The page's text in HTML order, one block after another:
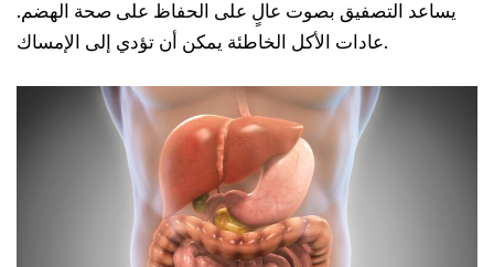
يساعد التصفيق بصوت عالٍ على الحفاظ على صحة الهضم.
عادات الأكل الخاطئة يمكن أن تؤدي إلى الإمساك.